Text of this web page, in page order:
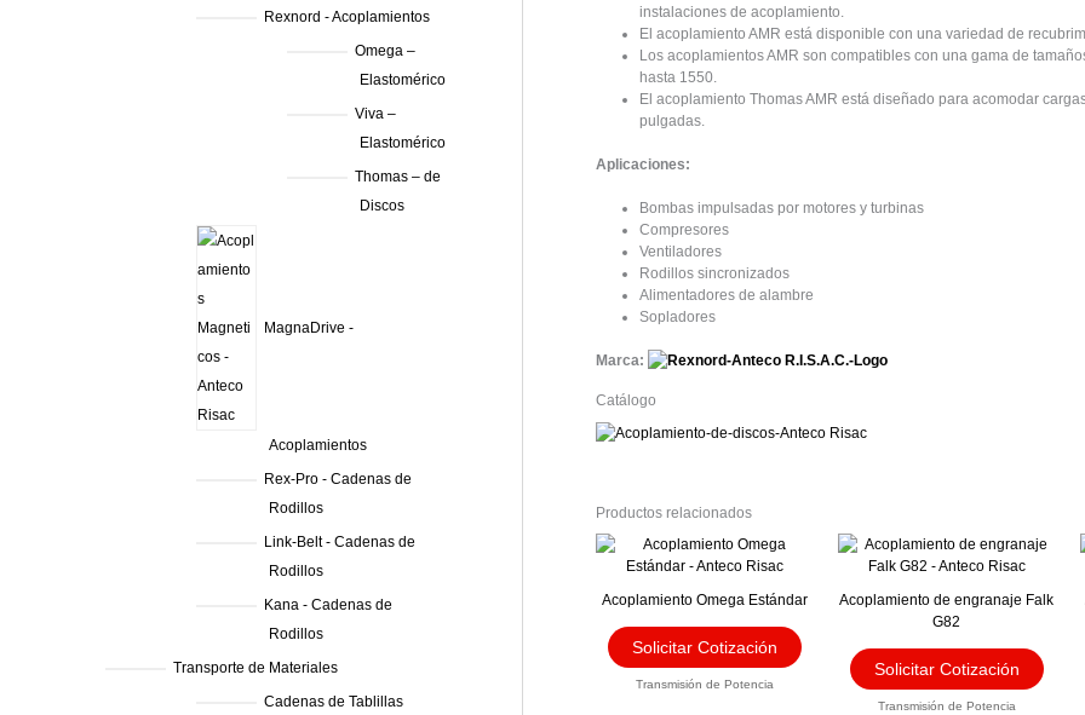
Rexnord - Acoplamientos
Omega –
Elastomérico
Viva –
Elastomérico
Thomas – de
Discos
MagnaDrive -
Acoplamientos
Rex-Pro - Cadenas de
Rodillos
Link-Belt - Cadenas de
Rodillos
Kana - Cadenas de
Rodillos
Transporte de Materiales
Cadenas de Tablillas
instalaciones de acoplamiento.
El acoplamiento AMR está disponible con una variedad de
Los acoplamientos AMR son compatibles con una gama de
hasta 1550.
El acoplamiento Thomas AMR está diseñado para acomodar
pulgadas.
Aplicaciones:
Bombas impulsadas por motores y turbinas
Compresores
Ventiladores
Rodillos sincronizados
Alimentadores de alambre
Sopladores
Marca:
Catálogo
Productos relacionados
Acoplamiento Omega Estándar
Solicitar Cotización
múltiples
Las
opciones
Transmisión de Potencia
Acoplamiento de engranaje Falk
G82
Solicitar Cotización
Este
Transmisión de Potencia